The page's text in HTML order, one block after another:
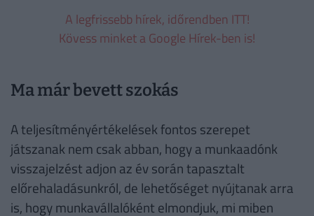
A legfrissebb hírek, időrendben ITT!
Kövess minket a Google Hírek-ben is!
Ma már bevett szokás
A teljesítményértékelések fontos szerepet
játszanak nem csak abban, hogy a munkaadónk
visszajelzést adjon az év során tapasztalt
előrehaladásunkról, de lehetőséget nyújtanak arra
is, hogy munkavállalóként elmondjuk, mi miben